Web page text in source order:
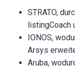
STRATO,
listingCoach
IONOS,
Arsys
Aruba,